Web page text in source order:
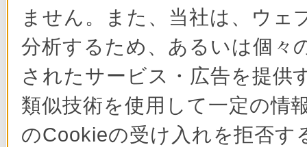
ません。また、当社は、ウェ
分析するため、あるいは個々
されたサービス・広告を提供
類似技術を使用して一定の情
のCookieの受け入れを拒否す